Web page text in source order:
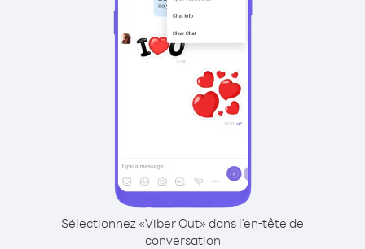
Sélectionnez «Viber Out» dans l'en-tête de
conversation